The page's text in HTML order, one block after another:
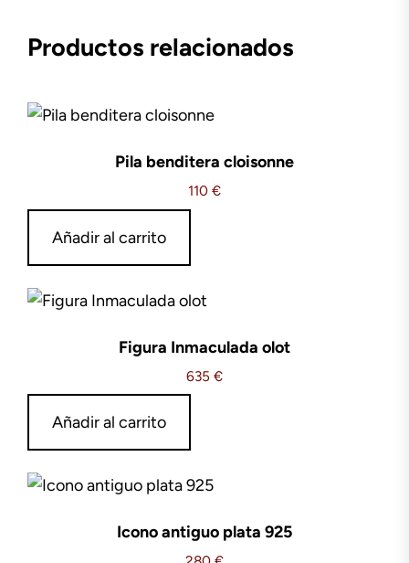
Productos relacionados
Pila benditera cloisonne
110 €
Añadir al carrito
Figura Inmaculada olot
635 €
Añadir al carrito
Icono antiguo plata 925